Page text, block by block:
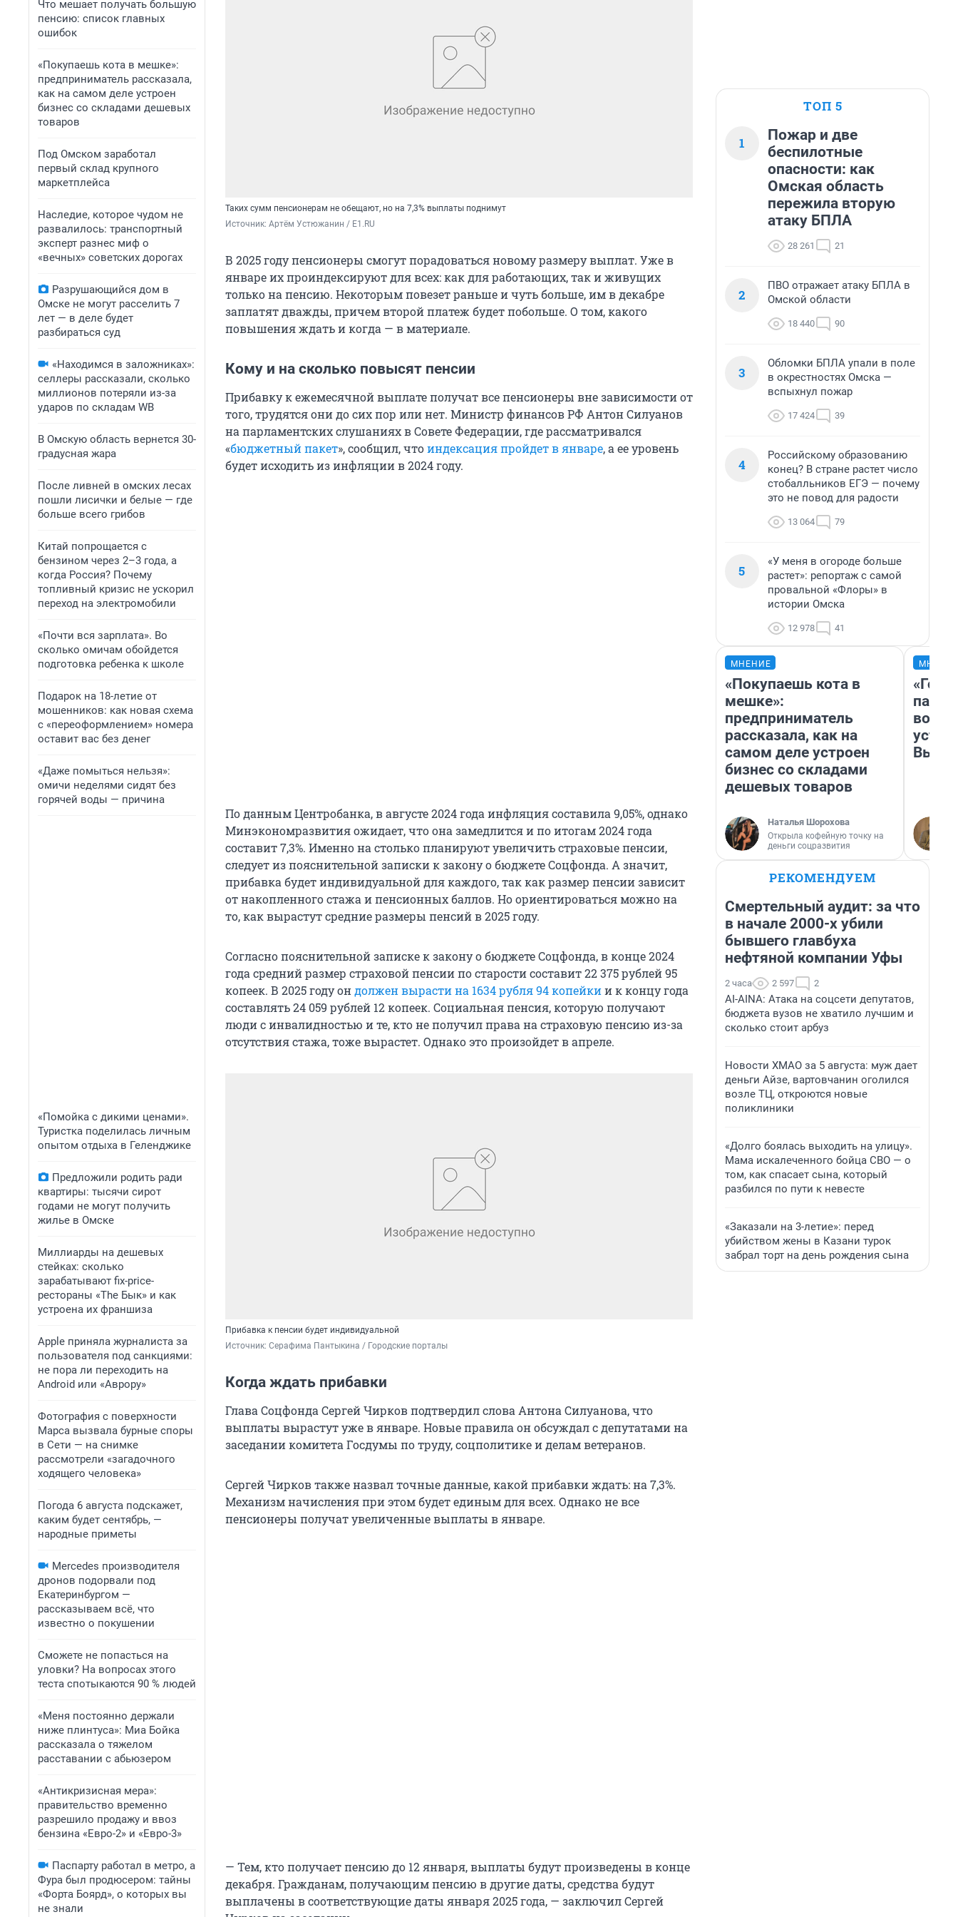
Что мешает получать большую
пенсию: список главных
ошибок
«Покупаешь кота в мешке»:
предприниматель рассказала,
как на самом деле устроен
бизнес со складами дешевых
товаров
Под Омском заработал
первый склад крупного
маркетплейса
Наследие, которое чудом не
развалилось: транспортный
эксперт разнес миф о
«вечных» советских дорогах
Разрушающийся дом в
Омске не могут расселить 7
лет — в деле будет
разбираться суд
«Находимся в заложниках»:
селлеры рассказали, сколько
миллионов потеряли из-за
ударов по складам WB
В Омскую область вернется 30-
градусная жара
После ливней в омских лесах
пошли лисички и белые — где
больше всего грибов
Китай попрощается с
бензином через 2–3 года, а
когда Россия? Почему
топливный кризис не ускорил
переход на электромобили
«Почти вся зарплата». Во
сколько омичам обойдется
подготовка ребенка к школе
Подарок на 18-летие от
мошенников: как новая схема
с «переоформлением» номера
оставит вас без денег
«Даже помыться нельзя»:
омичи неделями сидят без
горячей воды — причина
«Помойка с дикими ценами».
Туристка поделилась личным
опытом отдыха в Геленджике
Предложили родить ради
квартиры: тысячи сирот
годами не могут получить
жилье в Омске
Миллиарды на дешевых
стейках: сколько
зарабатывают fix-price-
рестораны «The Бык» и как
устроена их франшиза
Apple приняла журналиста за
пользователя под санкциями:
не пора ли переходить на
Android или «Аврору»
Фотография с поверхности
Марса вызвала бурные споры
в Сети — на снимке
рассмотрели «загадочного
ходящего человека»
Погода 6 августа подскажет,
каким будет сентябрь, —
народные приметы
Mercedes производителя
дронов подорвали под
Екатеринбургом —
рассказываем всё, что
известно о покушении
Сможете не попасться на
уловки? На вопросах этого
теста спотыкаются 90 % людей
«Меня постоянно держали
ниже плинтуса»: Миа Бойка
рассказала о тяжелом
расставании с абьюзером
«Антикризисная мера»:
правительство временно
разрешило продажу и ввоз
бензина «Евро-2» и «Евро-3»
Паспарту работал в метро, а
Фура был продюсером: тайны
«Форта Боярд», о которых вы
не знали
Таких сумм пенсионерам не обещают, но на 7,3% выплаты поднимут
Источник: Артём Устюжанин / E1.RU
В 2025 году пенсионеры смогут порадоваться новому размеру выплат. Уже в
январе их проиндексируют для всех: как для работающих, так и живущих
только на пенсию. Некоторым повезет раньше и чуть больше, им в декабре
заплатят дважды, причем второй платеж будет побольше. О том, какого
повышения ждать и когда — в материале.
Кому и на сколько повысят пенсии
Прибавку к ежемесячной выплате получат все пенсионеры вне зависимости от
того, трудятся они до сих пор или нет. Министр финансов РФ Антон Силуанов
на парламентских слушаниях в Совете Федерации, где рассматривался
«бюджетный пакет», сообщил, чтоиндексация пройдет в январе, а ее уровень
будет исходить из инфляции в 2024 году.
По данным Центробанка, в августе 2024 года инфляция составила 9,05%, однако
Минэкономразвития ожидает, что она замедлится и по итогам 2024 года
составит 7,3%. Именно на столько планируют увеличить страховые пенсии,
следует из пояснительной записки к закону о бюджете Соцфонда. А значит,
прибавка будет индивидуальной для каждого, так как размер пенсии зависит
от накопленного стажа и пенсионных баллов. Но ориентироваться можно на
то, как вырастут средние размеры пенсий в 2025 году.
Согласно пояснительной записке к закону о бюджете Соцфонда, в конце 2024
года средний размер страховой пенсии по старости составит 22 375 рублей 95
копеек. В 2025 году ондолжен вырасти на 1634 рубля 94 копейкии к концу года
составлять 24 059 рублей 12 копеек. Социальная пенсия, которую получают
люди с инвалидностью и те, кто не получил права на страховую пенсию из-за
отсутствия стажа, тоже вырастет. Однако это произойдет в апреле.
Прибавка к пенсии будет индивидуальной
Источник: Серафима Пантыкина / Городские порталы
Когда ждать прибавки
Глава Соцфонда Сергей Чирков подтвердил слова Антона Силуанова, что
выплаты вырастут уже в январе. Новые правила он обсуждал с депутатами на
заседании комитета Госдумы по труду, соцполитике и делам ветеранов.
Сергей Чирков также назвал точные данные, какой прибавки ждать: на 7,3%.
Механизм начисления при этом будет единым для всех. Однако не все
пенсионеры получат увеличенные выплаты в январе.
— Тем, кто получает пенсию до 12 января, выплаты будут произведены в конце
декабря. Гражданам, получающим пенсию в другие даты, средства будут
выплачены в соответствующие даты января 2025 года, — заключил Сергей
ТОП 5
1
Пожар и две
беспилотные
опасности: как
Омская область
пережила вторую
атаку БПЛА
28 261 21
2
ПВО отражает атаку БПЛА в
Омской области
18 440 90
3
Обломки БПЛА упали в поле
в окрестностях Омска —
вспыхнул пожар
17 424 39
4
Российскому образованию
конец? В стране растет число
стобалльников ЕГЭ — почему
это не повод для радости
13 064 79
5
«У меня в огороде больше
растет»: репортаж с самой
провальной «Флоры» в
истории Омска
12 978 41
МНЕНИЕ
«Покупаешь кота в
мешке»:
предприниматель
рассказала, как на
самом деле устроен
бизнес со складами
дешевых товаров
Наталья Шорохова
Открыла кофейную точку на
деньги соцразвития
РЕКОМЕНДУЕМ
Смертельный аудит: за что
в начале 2000-х убили
бывшего главбуха
нефтяной компании Уфы
2 часа 2 597 2
AI-AINA: Атака на соцсети депутатов,
бюджета вузов не хватило лучшим и
сколько стоит арбуз
Новости ХМАО за 5 августа: муж дает
деньги Айзе, вартовчанин оголился
возле ТЦ, откроются новые
поликлиники
«Долго боялась выходить на улицу».
Мама искалеченного бойца СВО — о
том, как спасает сына, который
разбился по пути к невесте
«Заказали на 3-летие»: перед
убийством жены в Казани турок
забрал торт на день рождения сына